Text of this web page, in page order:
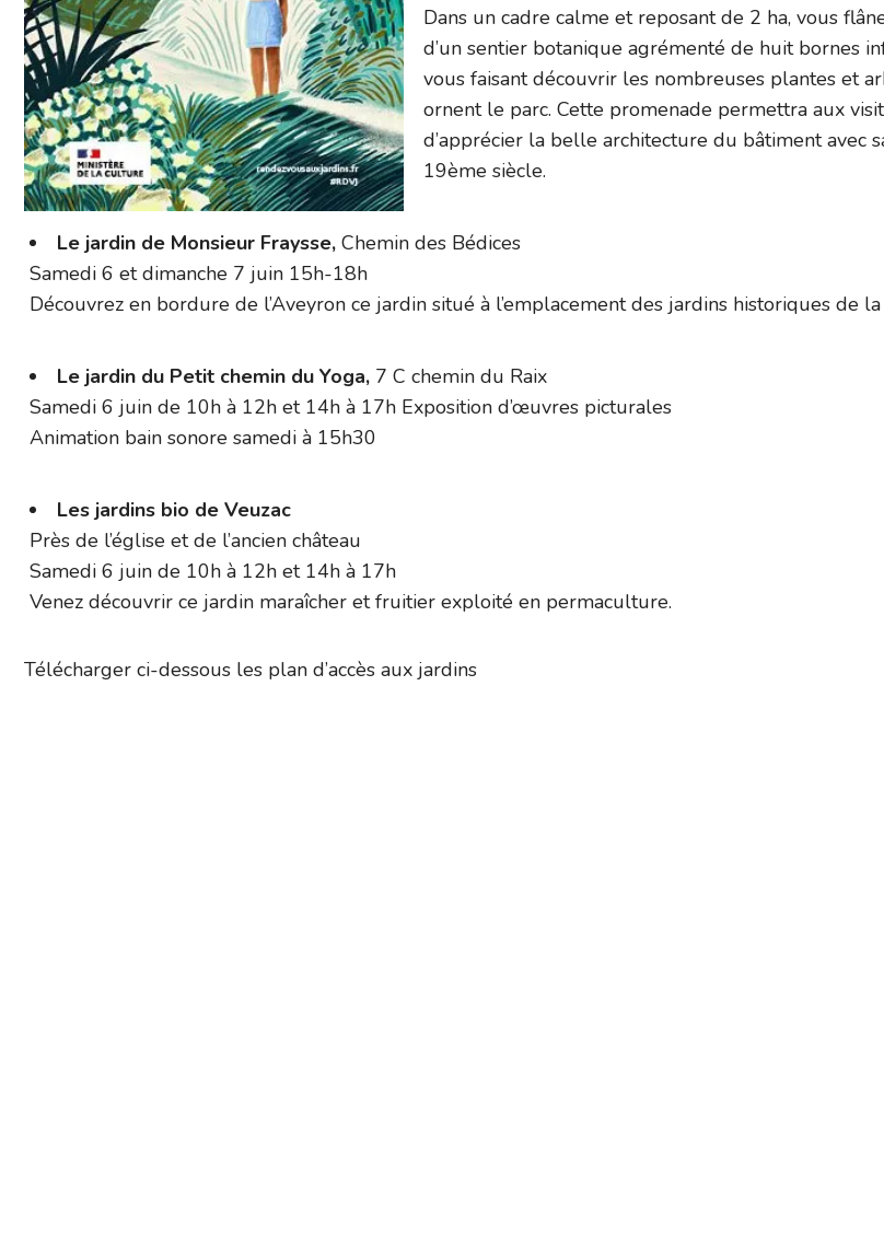
Dans un cadre calme et reposant de 2 ha, vous
d’un sentier botanique agrémenté de huit bornes
vous faisant découvrir les nombreuses plantes et
ornent le parc. Cette promenade permettra aux
d’apprécier la belle architecture du bâtiment avec
19ème siècle.
Le jardin de Monsieur Fraysse, Chemin des Bédices
Samedi 6 et dimanche 7 juin 15h-18h
Découvrez en bordure de l’Aveyron ce jardin situé à l’emplacement des jardins historiques de
Le jardin du Petit chemin du Yoga, 7 C chemin du Raix
Samedi 6 juin de 10h à 12h et 14h à 17h Exposition d’œuvres picturales
Animation bain sonore samedi à 15h30
Les jardins bio de Veuzac
Près de l’église et de l’ancien château
Samedi 6 juin de 10h à 12h et 14h à 17h
Venez découvrir ce jardin maraîcher et fruitier exploité en permaculture.
Télécharger ci-dessous les plan d’accès aux jardins